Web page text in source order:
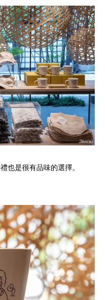
也是很有品味的選擇。